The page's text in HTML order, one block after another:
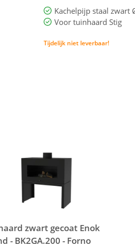
BAS5.1.150 - Forno
Voor tuinhaard Stig
Tijdelijk niet leverbaar!
zwart gecoat Enok
- BK2GA.200 - Forno